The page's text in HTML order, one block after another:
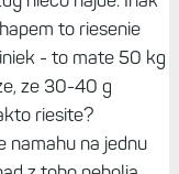
aktivitě zmáčkneš?
den?
duben 2025, 12:10